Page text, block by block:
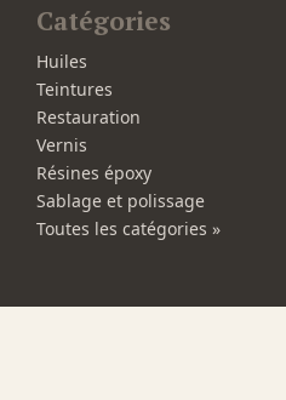
Catégories
Huiles
Teintures
Restauration
Vernis
Résines époxy
Sablage et polissage
Toutes les catégories »